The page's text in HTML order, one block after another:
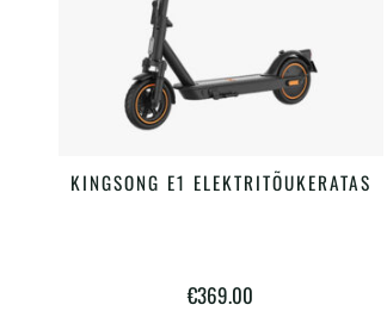
LISA KORVI
KINGSONG E1 ELEKTRITÕUKERATAS
€369.00